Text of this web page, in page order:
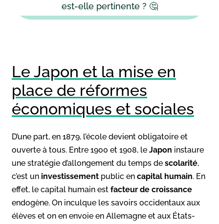
est-elle pertinente ? 🤔
Le Japon et la mise en
place de réformes
économiques et sociales
D’une part, en 1879, l’école devient obligatoire et
ouverte à tous. Entre 1900 et 1908, le Japon instaure
une stratégie d’allongement du temps de scolarité,
c’est un investissement public en capital humain. En
effet, le capital humain est facteur de croissance
endogène. On inculque les savoirs occidentaux aux
élèves et on en envoie en Allemagne et aux États-